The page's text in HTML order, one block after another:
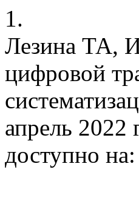
1.
Лезина ТА,
цифровой
апрель 2022
доступно